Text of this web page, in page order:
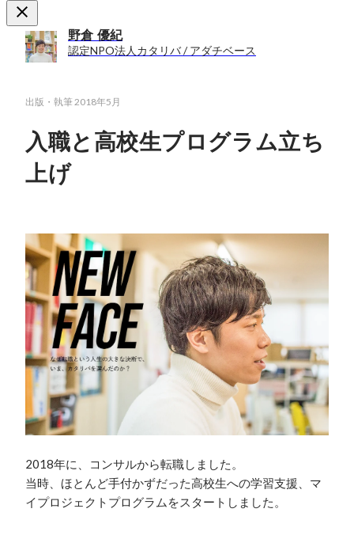
野倉 優紀
認定NPO法人カタリバ / アダチベース
出版・執筆2018年5月
入職と高校生プログラム立ち
上げ
2018年に、コンサルから転職しました。
当時、ほとんど手付かずだった高校生への学習支援、マ
イプロジェクトプログラムをスタートしました。